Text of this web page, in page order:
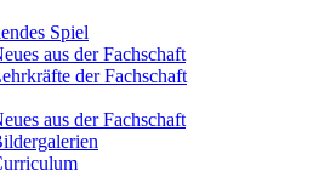
Spiel
aus der Fachschaft
der Fachschaft
aus der Fachschaft